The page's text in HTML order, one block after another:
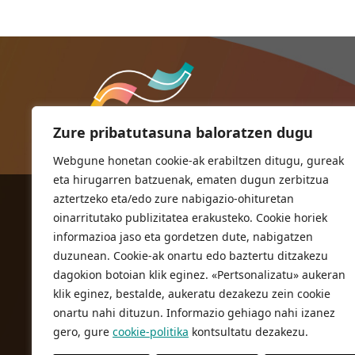
Zure pribatutasuna baloratzen dugu
Webgune honetan cookie-ak erabiltzen ditugu, gureak
eta hirugarren batzuenak, ematen dugun zerbitzua
aztertzeko eta/edo zure nabigazio-ohituretan
oinarritutako publizitatea erakusteko. Cookie horiek
informazioa jaso eta gordetzen dute, nabigatzen
duzunean. Cookie-ak onartu edo baztertu ditzakezu
dagokion botoian klik eginez. «Pertsonalizatu» aukeran
klik eginez, bestalde, aukeratu dezakezu zein cookie
onartu nahi dituzun. Informazio gehiago nahi izanez
gero, gure cookie-politika kontsultatu dezakezu.
ORIOKO UDALA
Herriko plaza,1
20810 Orio (Gipuzkoa)
T. 943 83 03 46
bulegoak@orio.eus